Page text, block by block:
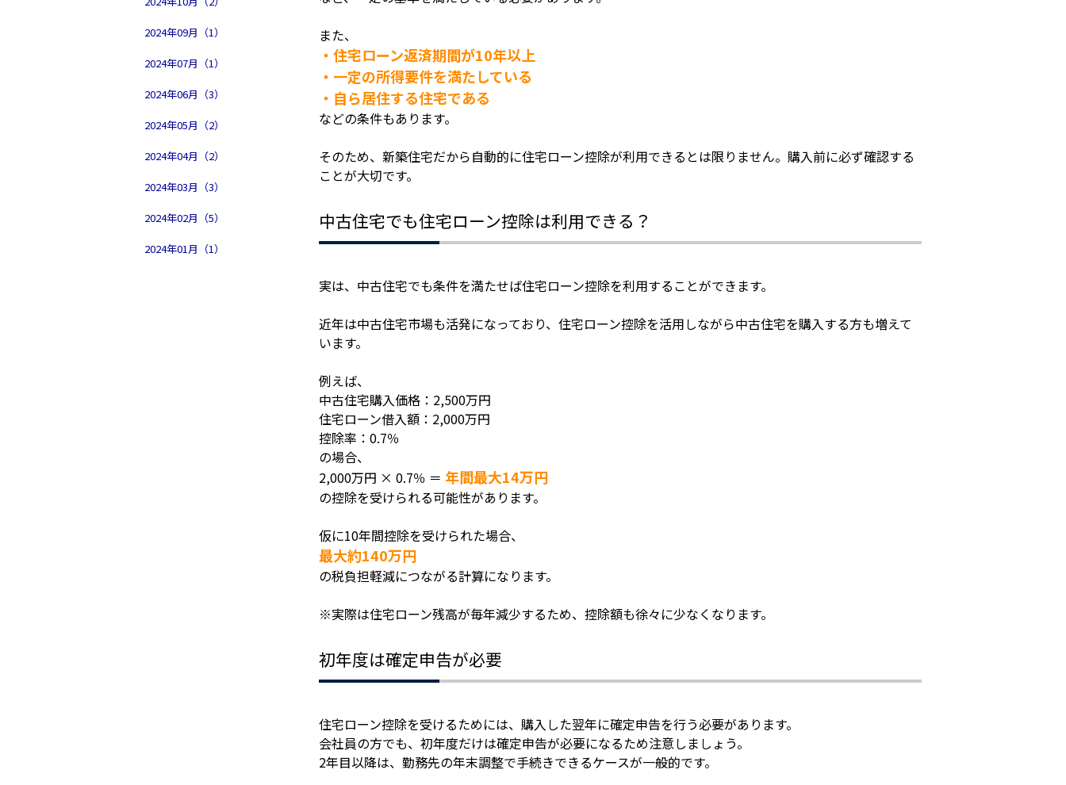
2024年09月（1）
2024年07月（1）
2024年06月（3）
2024年05月（2）
2024年04月（2）
2024年03月（3）
2024年02月（5）
2024年01月（1）
また、
・住宅ローン返済期間が10年以上
・一定の所得要件を満たしている
・自ら居住する住宅である
などの条件もあります。
そのため、新築住宅だから自動的に住宅ローン控除が利用できるとは限りません。購入前に必ず確認する
ことが大切です。
中古住宅でも住宅ローン控除は利用できる？
実は、中古住宅でも条件を満たせば住宅ローン控除を利用することができます。
近年は中古住宅市場も活発になっており、住宅ローン控除を活用しながら中古住宅を購入する方も増えて
います。
例えば、
中古住宅購入価格：2,500万円
住宅ローン借入額：2,000万円
控除率：0.7％
の場合、
2,000万円 × 0.7％ ＝ 年間最大14万円
の控除を受けられる可能性があります。
仮に10年間控除を受けられた場合、
最大約140万円
の税負担軽減につながる計算になります。
※実際は住宅ローン残高が毎年減少するため、控除額も徐々に少なくなります。
初年度は確定申告が必要
住宅ローン控除を受けるためには、購入した翌年に確定申告を行う必要があります。
会社員の方でも、初年度だけは確定申告が必要になるため注意しましょう。
2年目以降は、勤務先の年末調整で手続きできるケースが一般的です。